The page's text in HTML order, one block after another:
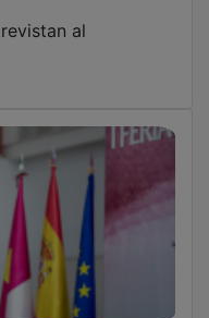
al